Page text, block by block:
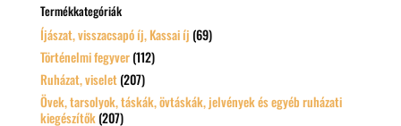
Termékkategóriák
Íjászat, visszacsapó íj, Kassai íj (69)
Történelmi fegyver (112)
Ruházat, viselet (207)
Övek, tarsolyok, táskák, övtáskák, jelvények és egyéb ruházati
kiegészítők (207)